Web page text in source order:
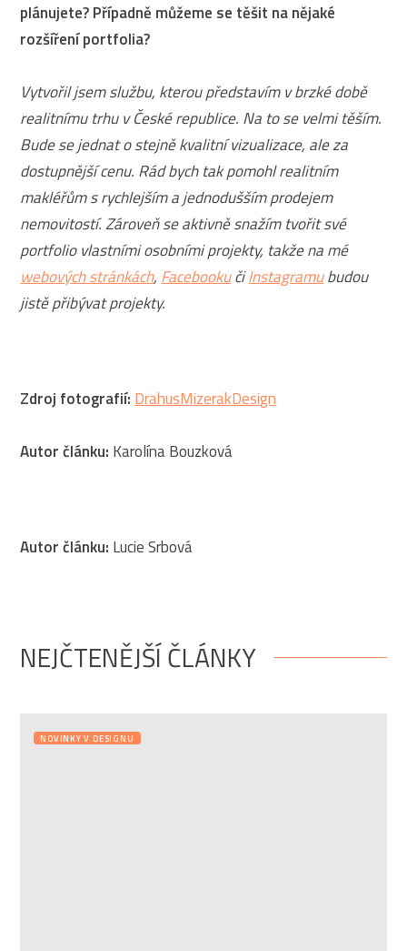
plánujete? Případně můžeme se těšit na nějaké
rozšíření portfolia?
Vytvořil jsem službu, kterou představím v brzké době
realitnímu trhu v České republice. Na to se velmi těším.
Bude se jednat o stejně kvalitní vizualizace, ale za
dostupnější cenu. Rád bych tak pomohl realitním
makléřům s rychlejším a jednodušším prodejem
nemovitostí. Zároveň se aktivně snažím tvořit své
portfolio vlastními osobními projekty, takže na mé
webových stránkách, FacebookučiInstagramubudou
jistě přibývat projekty.
Zdroj fotografií: DrahusMizerakDesign
Autor článku: Karolína Bouzková
Autor článku: Lucie Srbová
NEJČTENĚJŠÍ ČLÁNKY
NOVINKY V DESIGNU